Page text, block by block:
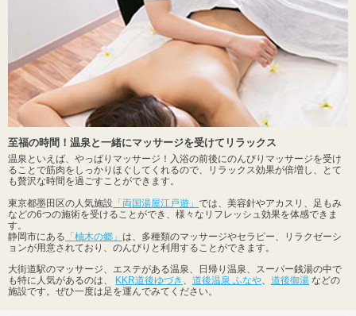
至福の時間！温泉と一緒にマッサージを受けてリラックス
温泉といえば、やっぱりマッサージ！入浴の前後にのんびりマッサージを受け
ることで筋肉をしっかりほぐしてくれるので、リラックス効果が倍増し、とて
も贅沢な時間を過ごすことができます。
東京都墨田区の人気施設 「両国湯屋江戸遊」 では、美容針やアカスリ、足もみ
などの6つの施術を受けることができ、様々なリフレッシュ効果を体感できま
す。
静岡市にある 「柚木の郷」 は、多種類のマッサージやセラピー、リラクゼーシ
ョンが用意されており、のんびりと利用することができます。
大街道駅のマッサージ、エステがある温泉、日帰り温泉、スーパー銭湯の中で
も特に人気があるのは、 KKR道後ゆづき 道後温泉 ふなや 道後御湯 などの
施設です。ぜひ一度は足を運んでみてください。